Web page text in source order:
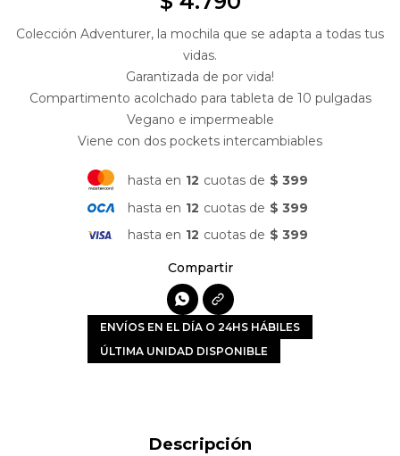
Colección Adventurer, la mochila que se adapta a todas tus
vidas.
Garantizada de por vida!
Compartimento acolchado para tableta de 10 pulgadas
Vegano e impermeable
Viene con dos pockets intercambiables
hasta en 12 cuotas de $ 399
hasta en 12 cuotas de $ 399
hasta en 12 cuotas de $ 399

ENVÍOS EN EL DÍA O 24HS HÁBILES
ÚLTIMA UNIDAD DISPONIBLE
Descripción